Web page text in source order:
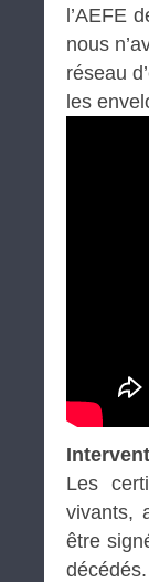
l’AEFE
nous
réseau
les
Les
vivants,
être